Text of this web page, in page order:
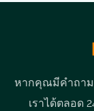
หากคุณมีคำถาม
เราได้ตลอด